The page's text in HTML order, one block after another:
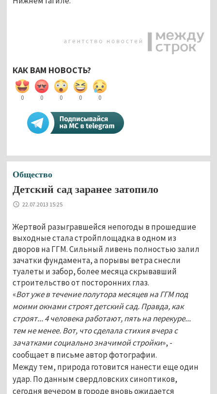
КАК ВАМ НОВОСТЬ?
0 0 0 0 0
Общество
Детский сад заранее затопило
22.07.2013 15:25
Жертвой разыгравшейся непогоды в прошедшие
выходные стала стройплощадка в одном из
дворов на ГГМ. Сильный ливень полностью залил
зачатки фундамента, а порывы ветра снесли
туалеты и забор, более месяца скрывавший
строительство от посторонних глаз.
«Вот уже в течение полутора месяцев на ГГМ под
моими окнами строят детский сад. Правда, как
строят... 4 человека работают, пять на перекуре...
тем не менее. Вот, что сделала стихия вчера с
зачатками социально значимой стройки», -
сообщает в письме автор фотографии.
Между тем, природа готовится нанести еще один
удар. По данным свердловских синоптиков,
сегодня вечером в городе вновь ожидается